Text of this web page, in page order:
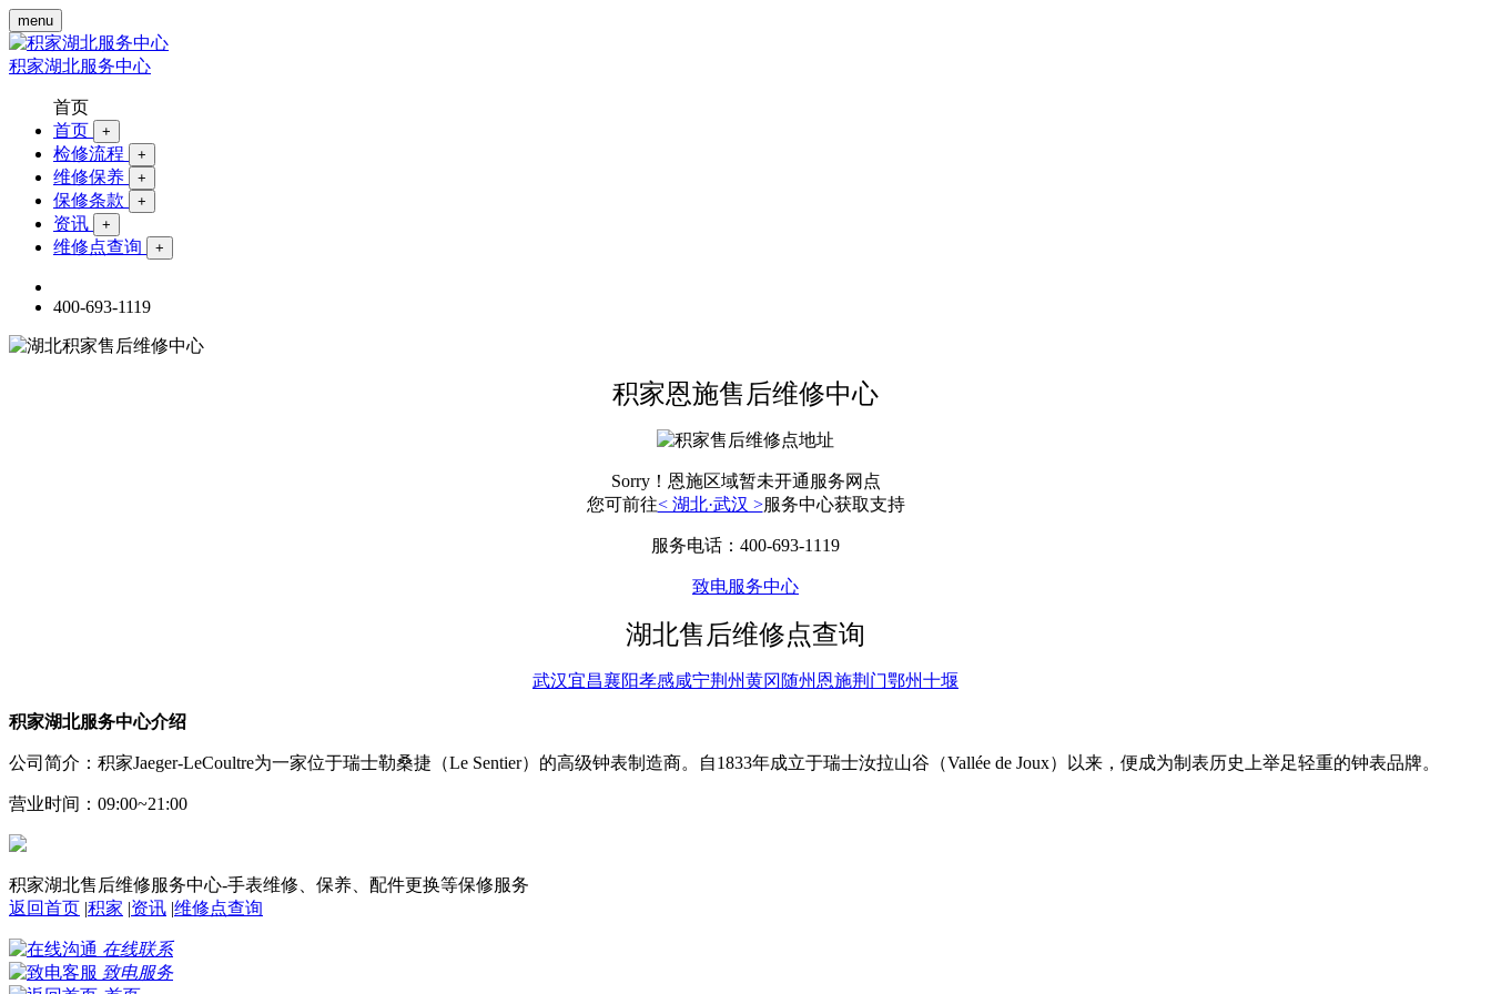
menu
积家湖北服务中心
首页
首页
+
检修流程 +
维修保养 +
保修条款 +
资讯 +
维修点查询 +
400-693-1119
积家恩施售后维修中心
Sorry！恩施区域暂未开通服务网点
您可前往< 湖北·武汉 >服务中心获取支持
服务电话：400-693-1119
致电服务中心
湖北售后维修点查询
武汉宜昌襄阳孝感咸宁荆州黄冈 随州 恩施荆门鄂州十堰
积家湖北服务中心介绍
公司简介：积家Jaeger-LeCoultre为一家位于瑞士勒桑捷（Le Sentier）的高级钟表制造商。自1833年成立于瑞士汝拉山谷（Vallée de Joux）以来，便成为制表历史上举足轻重的钟表品牌。
营业时间：09:00~21:00
积家湖北售后维修服务中心-手表维修、保养、配件更换等保修服务
返回首页 |积家 |资讯 |维修点查询
在线联系
致电服务